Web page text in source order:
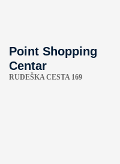
Point Shopping
Centar
RUDEŠKA CESTA 169